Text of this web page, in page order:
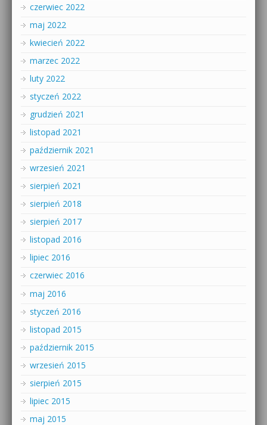
czerwiec 2022
maj 2022
kwiecień 2022
marzec 2022
luty 2022
styczeń 2022
grudzień 2021
listopad 2021
październik 2021
wrzesień 2021
sierpień 2021
sierpień 2018
sierpień 2017
listopad 2016
lipiec 2016
czerwiec 2016
maj 2016
styczeń 2016
listopad 2015
październik 2015
wrzesień 2015
sierpień 2015
lipiec 2015
maj 2015